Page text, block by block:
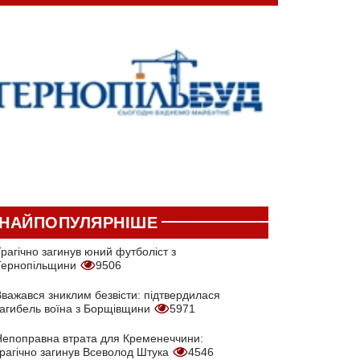
загинув юний футболіст з
9506
зниклим безвісти: підтвердилася
воїна з Борщівщини
5971
втрата для Кременеччини:
загинув Всеволод Штука
4546